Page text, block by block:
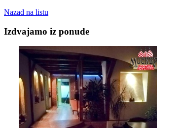
Nazad na listu
Izdvajamo iz ponude